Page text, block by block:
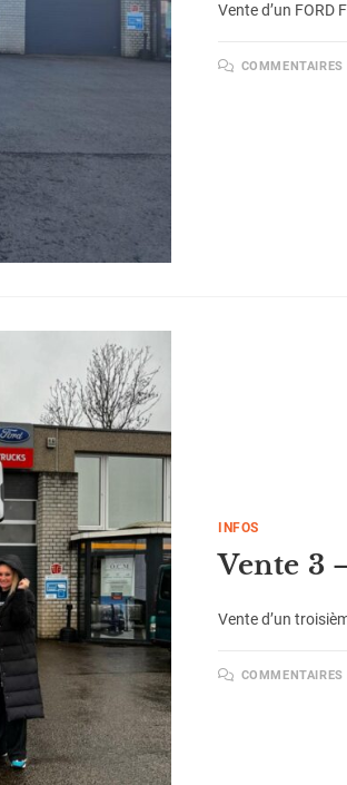
Vente d’un FORD
COMMENTAIRES
INFOS
Vente 3
Vente d’un
COMMENTAIRES